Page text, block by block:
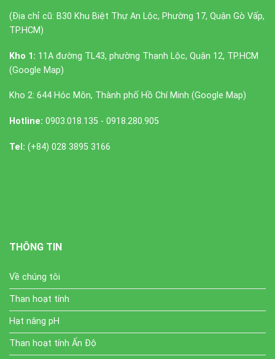
(Địa chỉ cũ: B30 Khu Biệt Thự An Lộc, Phường 17, Quận Gò Vấp,
TP.HCM)
Kho 1: 11A đường TL43, phường Thạnh Lộc, Quận 12, TP.HCM
(Google Map)
Kho 2: 644 Hóc Môn, Thành phố Hồ Chí Minh (Google Map)
Hotline: 0903.018.135 - 0918.280.905
Tel: (+84) 028 3895 3166
THÔNG TIN
Về chúng tôi
Than hoạt tính
Hạt nâng pH
Than hoạt tính Ấn Độ